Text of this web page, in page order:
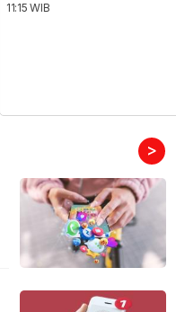
11:15 WIB
>